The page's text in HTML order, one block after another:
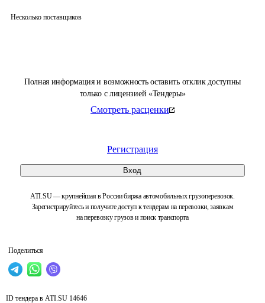
Полная информация и возможность оставить отклик доступны
только с лицензией «Тендеры»
Смотреть расценки
Регистрация
Вход
ATI.SU — крупнейшая в России биржа автомобильных грузоперевозок.
Зарегистрируйтесь и получите доступ к тендерам на перевозки, заявкам
на перевозку грузов и поиск транспорта
Поделиться
Несколько поставщиков
ID тендера в ATI.SU 14646